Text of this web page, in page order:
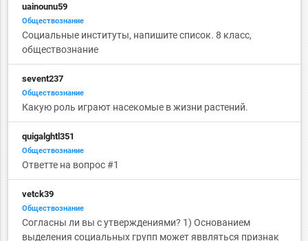
uainounu59
Обществознание
Социальные институты, напишите список. 8 класс,
обществознание
sevent237
Обществознание
Какую роль играют насекомые в жизни растений.
quigalghtl351
Обществознание
Ответте на вопрос #1
vetck39
Обществознание
Согласны ли вы с утверждениями? 1) Основанием
выделения социальных групп может яввляться признак